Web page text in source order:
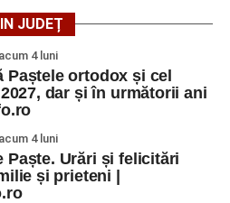
JUDEȚ
acum 4 luni
Paștele ortodox și cel
dar și în următorii ani
acum 4 luni
Paște. Urări și felicitări
și prieteni |